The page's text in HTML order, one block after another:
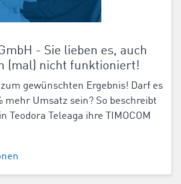
- Sie lieben es, auch
(mal) nicht funktioniert!
gewünschten Ergebnis! Darf es
mehr Umsatz sein? So beschreibt
Teodora Teleaga ihre TIMOCOM